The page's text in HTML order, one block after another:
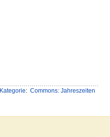
Kategorie: Commons: Jahreszeiten